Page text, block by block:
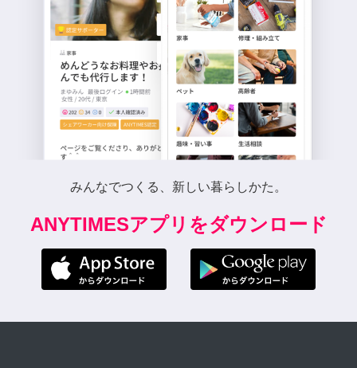
みんなでつくる、新しい暮らしかた。
ANYTIMESアプリをダウンロード